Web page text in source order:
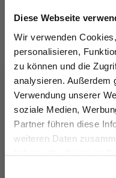
Diese Webseite
Wir verwenden
personalisieren,
zu können und die
analysieren. Außerdem
Verwendung unserer
soziale Medien,
Partner führen diese
weiteren Daten
haben oder die sie im
ERHALTE
DEINE